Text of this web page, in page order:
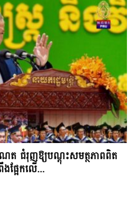
ត ជំរុញឱ្យបណ្តុះសមត្ថភាពពិត
ផ្អែកលើ...